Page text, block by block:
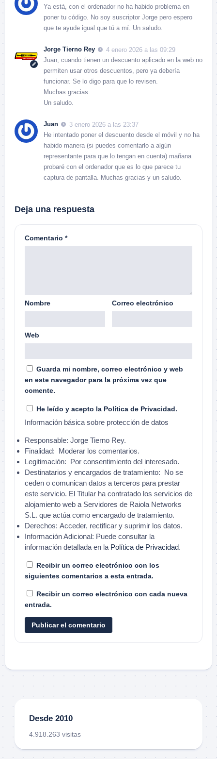
Ya está, con el ordenador no ha habido problema en
poner tu código. No soy suscriptor Jorge pero espero
que te ayude igual que tú a mí. Un saludo.
Jorge Tierno Rey
4 enero 2026 a las 09:29
Juan, cuando tienen un descuento aplicado en la web no
permiten usar otros descuentos, pero ya debería
funcionar. Se lo digo para que lo revisen.
Muchas gracias.
Un saludo.
Juan
3 enero 2026 a las 23:37
He intentado poner el descuento desde el móvil y no ha
habido manera (si puedes comentarlo a algún
representante para que lo tengan en cuenta) mañana
probaré con el ordenador que es lo que parece tu
captura de pantalla. Muchas gracias y un saludo.
Deja una respuesta
Comentario *
Nombre Correo electrónico
Web
Guarda mi nombre, correo electrónico y web
en este navegador para la próxima vez que
comente.
He leído y acepto la Política de Privacidad.
Información básica sobre protección de datos
Responsable: Jorge Tierno Rey.
Finalidad: Moderar los comentarios.
Legitimación: Por consentimiento del interesado.
Destinatarios y encargados de tratamiento: No se
ceden o comunican datos a terceros para prestar
este servicio. El Titular ha contratado los servicios de
alojamiento web a Servidores de Raiola Networks
S.L. que actúa como encargado de tratamiento.
Derechos: Acceder, rectificar y suprimir los datos.
Información Adicional: Puede consultar la
información detallada en la Política de Privacidad.
Recibir un correo electrónico con los
siguientes comentarios a esta entrada.
Recibir un correo electrónico con cada nueva
entrada.
Desde 2010
4.918.263 visitas